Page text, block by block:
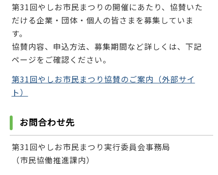
第31回やしお市民まつりの開催にあたり、協賛いた
だける企業・団体・個人の皆さまを募集していま
す。
協賛内容、申込方法、募集期間など詳しくは、下記
ページをご確認ください。
第31回やしお市民まつり協賛のご案内（外部サイ
ト）
お問合わせ先
第31回やしお市民まつり実行委員会事務局
（市民協働推進課内）